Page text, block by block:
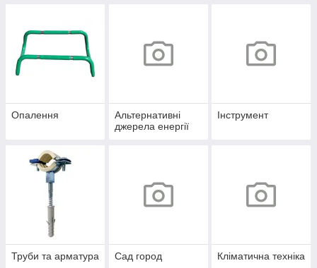
Опалення
Альтернативні
джерела енергії
Інструмент
Труби та арматура Сад город Кліматична техніка